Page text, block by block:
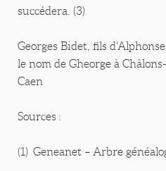
succédera. (3)
Georges Bidet, fils
le nom de Gheorge à
Caen
Sources :
(1) Geneanet – Arbre